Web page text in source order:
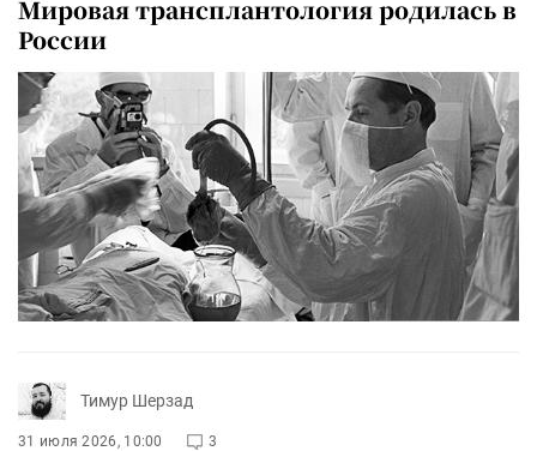
Мировая трансплантология родилась в
России
Тимур Шерзад
31 июля 2026, 10:00 3